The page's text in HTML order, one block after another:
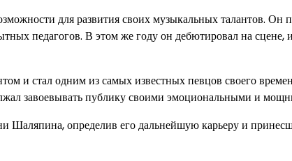
для развития своих музыкальных талантов. Он
педагогов. В этом же году он дебютировал на
и стал одним из самых известных певцов своего
завоевывать публику своими эмоциональными и
Шаляпина, определив его дальнейшую карьеру и